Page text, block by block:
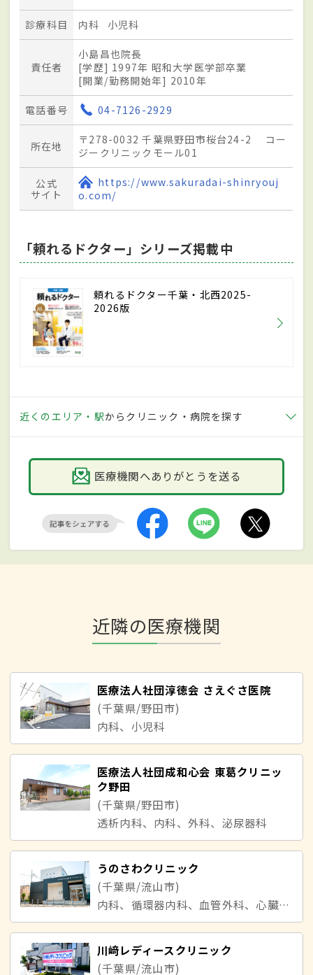
診療科目 内科 小児科
責任者
小島昌也院長
[学歴] 1997年 昭和大学医学部卒業
[開業/勤務開始年] 2010年
電話番号 04-7126-2929
所在地
〒278-0032 千葉県野田市桜台24-2 コー
ジークリニックモール01
公式
サイト
https://www.sakuradai-shinryouj
o.com/
「頼れるドクター」シリーズ掲載中
頼れるドクター千葉・北西2025-
2026版
近くのエリア・駅からクリニック・病院を探す
医療機関へありがとうを送る
近隣の医療機関
医療法人社団淳徳会 さえぐさ医院
(千葉県/野田市)
内科、小児科
医療法人社団成和心会 東葛クリニッ
ク野田
(千葉県/野田市)
透析内科、内科、外科、泌尿器科
うのさわクリニック
(千葉県/流山市)
内科、循環器内科、血管外科、心臓外科、小児科
川﨑レディースクリニック
(千葉県/流山市)